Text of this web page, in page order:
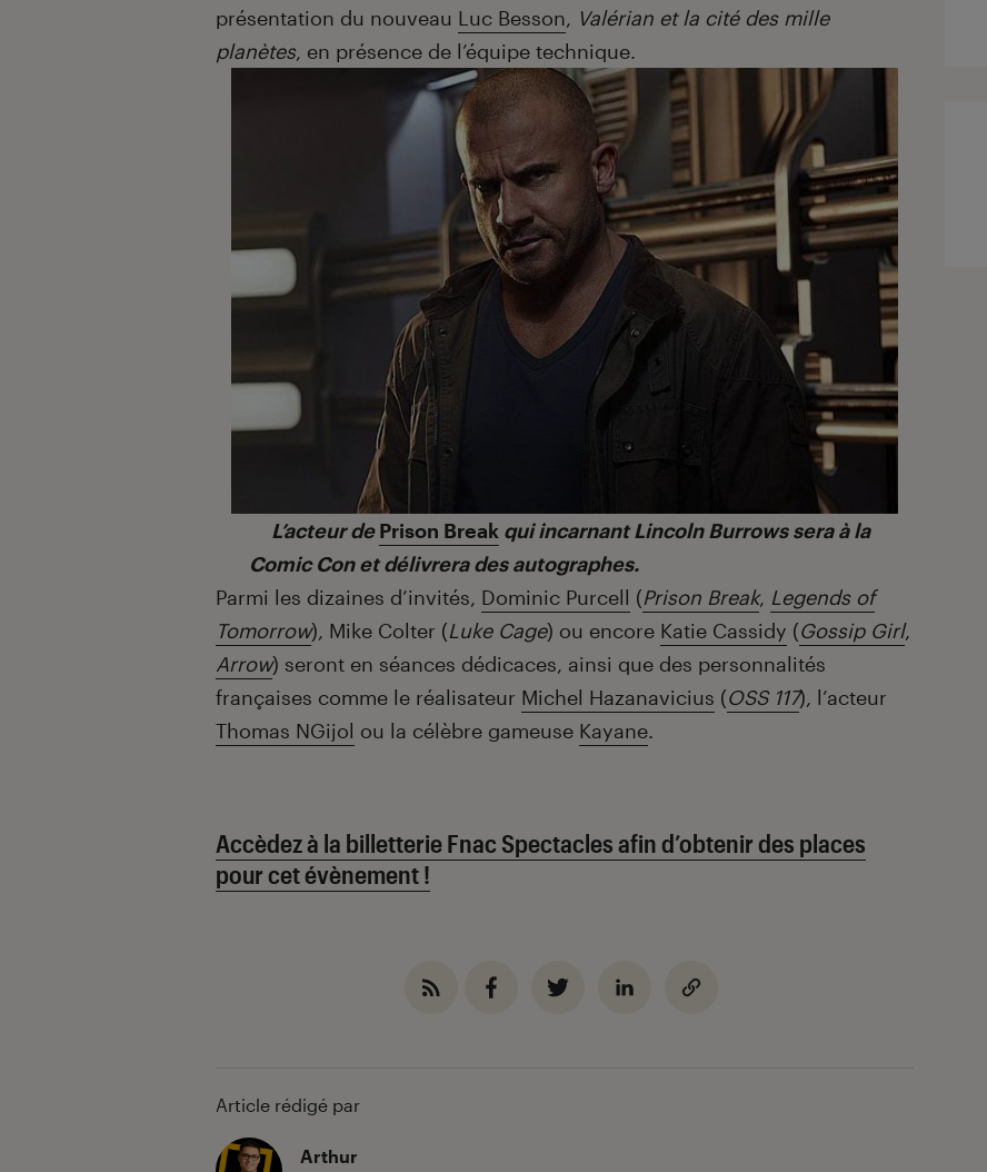
présentation du nouveau Luc Besson, Valérian et la cité des mille
planètes, en présence de l’équipe technique.
L’acteur dePrison Break qui incarnant Lincoln Burrows sera à la
Comic Con et délivrera des autographes.
Parmi les dizaines d’invités, Dominic Purcell (Prison Break, Legends of
Tomorrow), Mike Colter (Luke Cage) ou encore Katie Cassidy (Gossip Girl,
Arrow) seront en séances dédicaces, ainsi que des personnalités
françaises comme le réalisateur Michel Hazanavicius (OSS 117), l’acteur
Thomas NGijol ou la célèbre gameuse Kayane.
Accèdez à la billetterie Fnac Spectacles afin d’obtenir des places
pour cet évènement !
Article rédigé par
Arthur